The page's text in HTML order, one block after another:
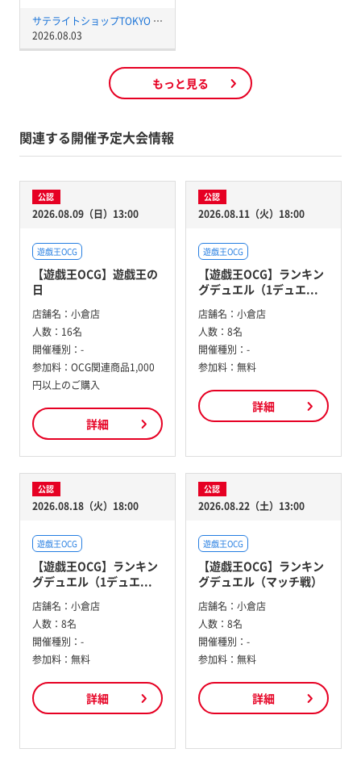
サテライトショップTOKYO 秋葉原店
2026.08.03
もっと見る
関連する開催予定大会情報
公認
2026.08.09（日）13:00
遊戯王OCG
【遊戯王OCG】遊戯王の
日
店舗名： 小倉店
人数： 16名
開催種別： -
参加料： OCG関連商品1,000
円以上のご購入
詳細
公認
2026.08.11（火）18:00
遊戯王OCG
【遊戯王OCG】ランキン
グデュエル（1デュエ...
店舗名： 小倉店
人数： 8名
開催種別： -
参加料： 無料
詳細
公認
2026.08.18（火）18:00
遊戯王OCG
【遊戯王OCG】ランキン
グデュエル（1デュエ...
店舗名： 小倉店
人数： 8名
開催種別： -
参加料： 無料
詳細
公認
2026.08.22（土）13:00
遊戯王OCG
【遊戯王OCG】ランキン
グデュエル（マッチ戦）
店舗名： 小倉店
人数： 8名
開催種別： -
参加料： 無料
詳細